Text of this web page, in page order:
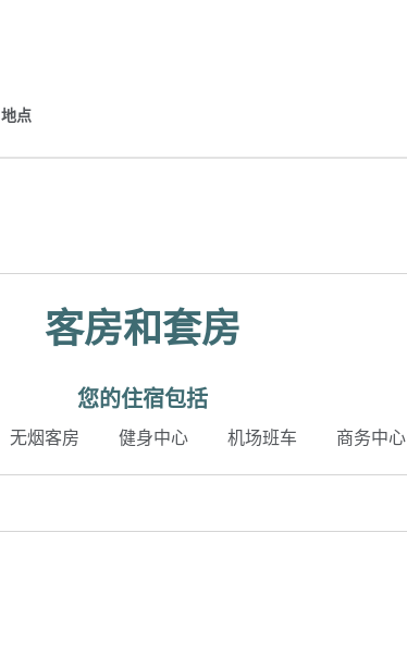
地点
客房和套房
您的住宿包括
无烟客房 健身中心 机场班车 商务中心